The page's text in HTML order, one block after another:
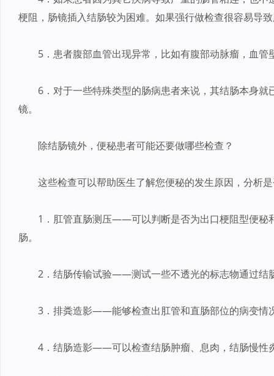
梗阻，肠镜插入结肠较为困难。如果强行做检查很容易导
5．患者腹部血管出现异常，比如有腹部动脉瘤，血
6．对于一些特殊类型的肠病患者来说，其结肠本身
镜。
除结肠镜外，便秘患者可能还要做哪些检查？
这些检查可以帮助医生了解您便秘的发生原因，分析
1．肛管直肠测压——可以判断是否为出口梗阻型便秘
肠。
2．结肠传输试验——测试一些不透光的标志物通过结
3．排粪造影——能够检查出肛管和直肠部位的病变情
4．结肠造影——可以检查结肠肿瘤、息肉，结肠慢性